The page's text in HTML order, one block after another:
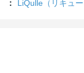
LiQulle（リキュー